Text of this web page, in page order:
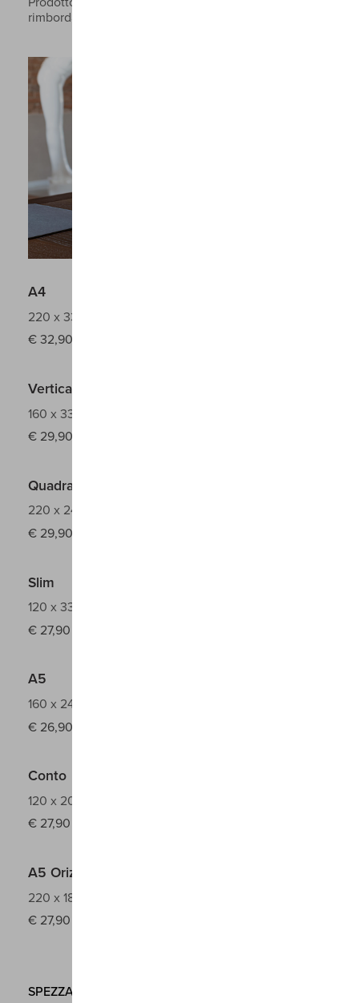
rimbordata
A4
220 x 330 mm
€ 32,90
Verticale
160 x 330 mm
€ 29,90
Quadrato
220 x 240 mm
€ 29,90
Slim
120 x 330 mm
€ 27,90
A5
160 x 240 mm
€ 26,90
Conto
120 x 200 mm
€ 27,90
A5 Orizzontale
220 x 180 mm
€ 27,90
SPEZZATO